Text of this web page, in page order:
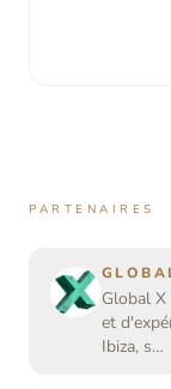
PARTENAIRES
Global
et
Ibiza, s…